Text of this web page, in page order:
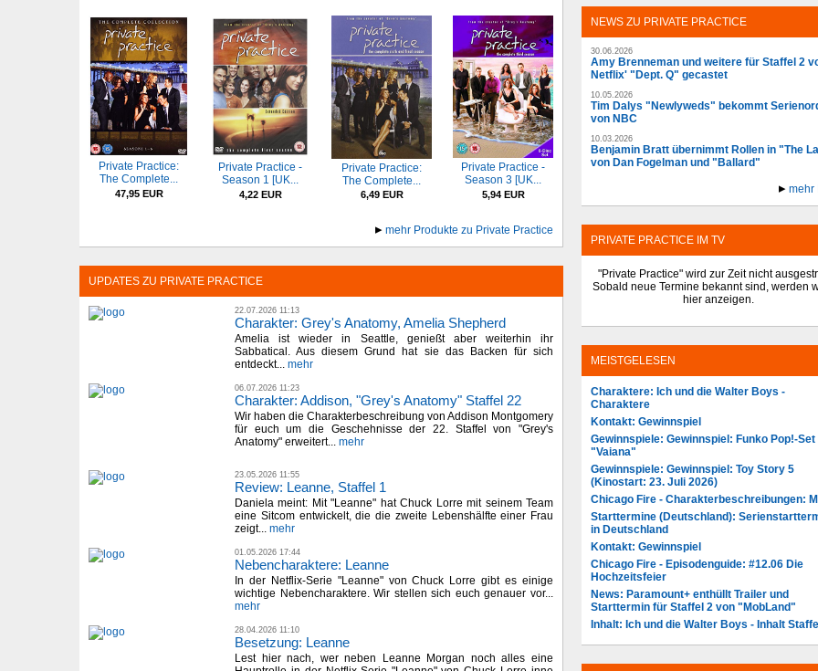
Private Practice:
The Complete...
47,95 EUR
Private Practice -
Season 1 [UK...
4,22 EUR
Private Practice:
The Complete...
6,49 EUR
Private Practice -
Season 3 [UK...
5,94 EUR
mehr Produkte zu Private Practice
UPDATES ZU PRIVATE PRACTICE
22.07.2026 11:13
Charakter: Grey's Anatomy, Amelia Shepherd
Amelia ist wieder in Seattle, genießt aber weiterhin ihr
Sabbatical. Aus diesem Grund hat sie das Backen für sich
entdeckt... mehr
06.07.2026 11:23
Charakter: Addison, "Grey's Anatomy" Staffel 22
Wir haben die Charakterbeschreibung von Addison Montgomery
für euch um die Geschehnisse der 22. Staffel von "Grey's
Anatomy" erweitert... mehr
23.05.2026 11:55
Review: Leanne, Staffel 1
Daniela meint: Mit "Leanne" hat Chuck Lorre mit seinem Team
eine Sitcom entwickelt, die die zweite Lebenshälfte einer Frau
zeigt... mehr
01.05.2026 17:44
Nebencharaktere: Leanne
In der Netflix-Serie "Leanne" von Chuck Lorre gibt es einige
wichtige Nebencharaktere. Wir stellen sich euch genauer vor...
mehr
28.04.2026 11:10
Besetzung: Leanne
Lest hier nach, wer neben Leanne Morgan noch alles eine
NEWS ZU PRIVATE PRACTICE
30.06.2026
Amy Brenneman und weitere für Staffel 2
Netflix' "Dept. Q" gecastet
10.05.2026
Tim Dalys "Newlyweds" bekommt
von NBC
10.03.2026
Benjamin Bratt übernimmt Rollen in "The
von Dan Fogelman und "Ballard"
mehr
PRIVATE PRACTICE IM TV
"Private Practice" wird zur Zeit nicht
Sobald neue Termine bekannt sind, werden
hier anzeigen.
MEISTGELESEN
Charaktere: Ich und die Walter Boys -
Charaktere
Kontakt: Gewinnspiel
Gewinnspiele: Gewinnspiel: Funko Pop!-Set
"Vaiana"
Gewinnspiele: Gewinnspiel: Toy Story 5
(Kinostart: 23. Juli 2026)
Chicago Fire - Charakterbeschreibungen:
Starttermine (Deutschland):
in Deutschland
Kontakt: Gewinnspiel
Chicago Fire - Episodenguide: #12.06 Die
Hochzeitsfeier
News: Paramount+ enthüllt Trailer und
Starttermin für Staffel 2 von "MobLand"
Inhalt: Ich und die Walter Boys - Inhalt